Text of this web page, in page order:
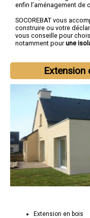
enfin l’aménagement de
SOCOREBAT vous
construire ou votre
vous conseille pour
notamment pourune
Extension
Extension en bois